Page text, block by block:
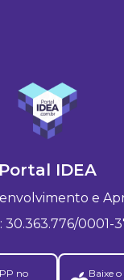
Portal IDEA
e
30.363.776/0001-
no Baixe